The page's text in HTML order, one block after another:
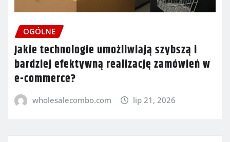
OGÓLNE
Jakie technologie umożliwiają szybszą i
bardziej efektywną realizację zamówień w
e-commerce?
wholesalecombo.com lip 21, 2026